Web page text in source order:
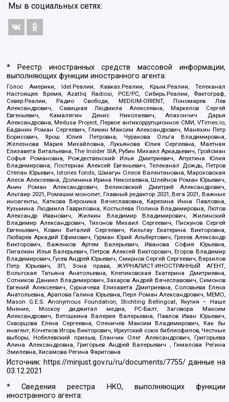
Мы в социальных сетях:
* Реестр иностранных средств массовой информации,
выполняющих функции иностранного агента:
Голос Америки, Idel.Реалии, Кавказ.Реалии, Крым.Реалии, Телеканал
Настоящее Время, Azatliq Radiosi, PCE/PC, Сибирь.Реалии, Фактограф,
Север.Реалии, Радио Свобода, MEDIUM-ORIENT, Пономарев Лев
Александрович, Савицкая Людмила Алексеевна, Маркелов Сергей
Евгеньевич, Камалягин Денис Николаевич, Апахончич Дарья
Александровна, Medusa Project, Первое антикоррупционное СМИ, VTimes.io,
Баданин Роман Сергеевич, Гликин Максим Александрович, Маняхин Петр
Борисович, Ярош Юлия Петровна, Чуракова Ольга Владимировна,
Железнова Мария Михайловна, Лукьянова Юлия Сергеевна, Маетная
Елизавета Витальевна, The Insider SIA, Рубин Михаил Аркадьевич, Гройсман
Софья Романовна, Рождественский Илья Дмитриевич, Апухтина Юлия
Владимировна, Постернак Алексей Евгеньевич, Телеканал Дождь, Петров
Степан Юрьевич, Istories fonds, Шмагун Олеся Валентиновна, Мароховская
Алеся Алексеевна, Долинина Ирина Николаевна, Шлейнов Роман Юрьевич,
Анин Роман Александрович, Великовский Дмитрий Александрович,
Альтаир 2021, Ромашки монолит, Главный редактор 2021, Вега 2021, Важные
иноагенты, Каткова Вероника Вячеславовна, Карезина Инна Павловна,
Кузьмина Людмила Гавриловна, Костылева Полина Владимировна, Лютов
Александр Иванович, Жилкин Владимир Владимирович, Жилинский
Владимир Александрович, Тихонов Михаил Сергеевич, Пискунов Сергей
Евгеньевич, Ковин Виталий Сергеевич, Кильтау Екатерина Викторовна,
Любарев Аркадий Ефимович, Гурман Юрий Альбертович, Грезев Александр
Викторович, Важенков Артем Валерьевич, Иванова София Юрьевна,
Пигалкин Илья Валерьевич, Петров Алексей Викторович, Егоров Владимир
Владимирович, Гусев Андрей Юрьевич, Смирнов Сергей Сергеевич, Верзилов
Петр Юрьевич, ЗП, Зона права, ЖУРНАЛИСТ-ИНОСТРАННЫЙ АГЕНТ,
Вольтская Татьяна Анатольевна, Клепиковская Екатерина Дмитриевна,
Сотников Даниил Владимирович, Захаров Андрей Вячеславович, Симонов
Евгений Алексеевич, Сурначева Елизавета Дмитриевна, Соловьева Елена
Анатольевна, Арапова Галина Юрьевна, Перл Роман Александрович, МЕМО,
Mason G.E.S. Anonymous Foundation, Stichting Bellingcat, Якутия – Наше
Мнение, Москоу диджитал медиа, РС-Балт, Заговора Максим
Александрович, Ветошкина Валерия Валерьевна, Павлов Иван Юрьевич,
Скворцова Елена Сергеевна, Оленичев Максим Владимирович, Как бы
инагент, Кочетков Игорь Викторович, Иркутский союз библиофилов, Честные
выборы, Нобелевский призыв, Еланчик Олег Александрович, Григорьева
Алина Александровна, Григорьев Андрей Валерьевич , Гималова Регина
Эмилевна, Хисамова Регина Фаритовна
Источник: https://minjust.gov.ru/ru/documents/7755/ данные на
03.12.2021
* Сведения реестра НКО, выполняющих функции
иностранного агента: